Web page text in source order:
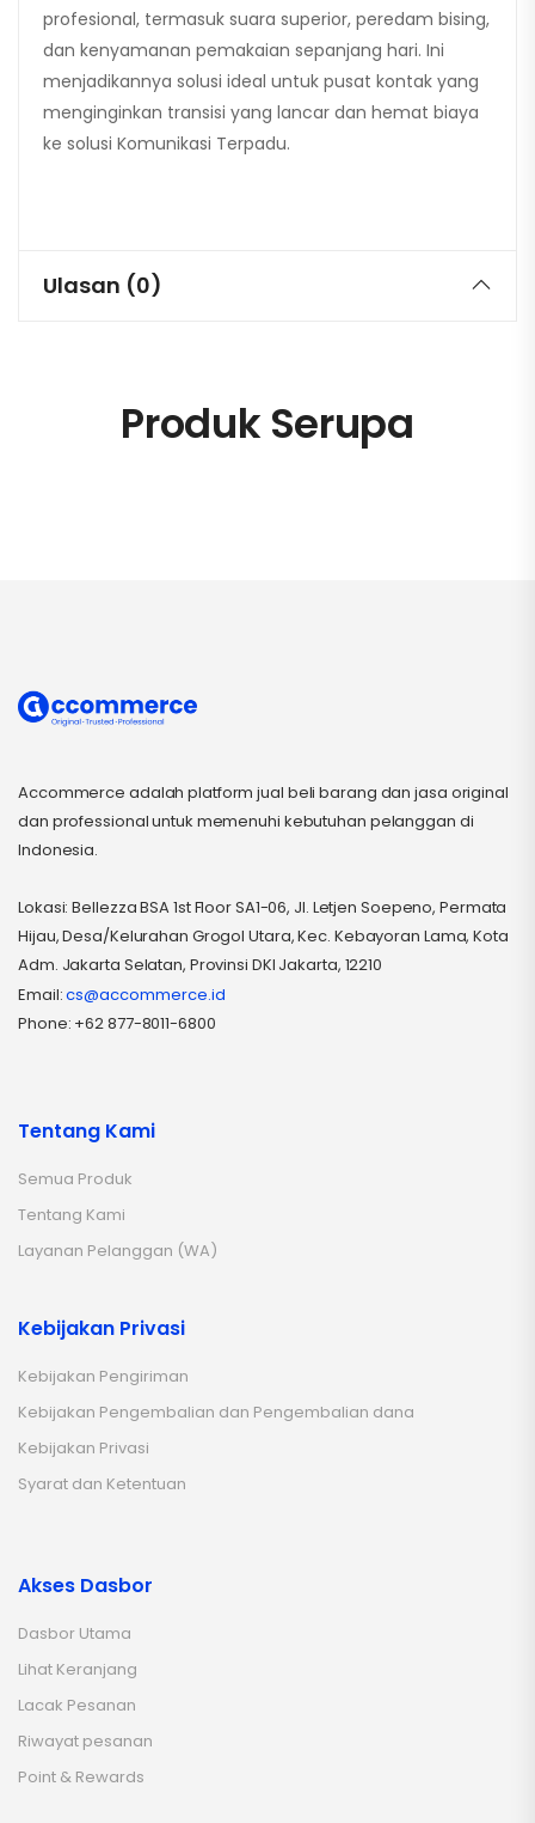
profesional, termasuk suara superior, peredam bising,
dan kenyamanan pemakaian sepanjang hari. Ini
menjadikannya solusi ideal untuk pusat kontak yang
menginginkan transisi yang lancar dan hemat biaya
ke solusi Komunikasi Terpadu.
Ulasan (0)
Produk Serupa
Accommerce adalah platform jual beli barang dan jasa original
dan professional untuk memenuhi kebutuhan pelanggan di
Indonesia.
Lokasi: Bellezza BSA 1st Floor SA1-06, Jl. Letjen Soepeno, Permata
Hijau, Desa/Kelurahan Grogol Utara, Kec. Kebayoran Lama, Kota
Adm. Jakarta Selatan, Provinsi DKI Jakarta, 12210
Email:cs@accommerce.id
Phone: +62 877-8011-6800
Tentang Kami
Semua Produk
Tentang Kami
Layanan Pelanggan (WA)
Kebijakan Privasi
Kebijakan Pengiriman
Kebijakan Pengembalian dan Pengembalian dana
Kebijakan Privasi
Syarat dan Ketentuan
Akses Dasbor
Dasbor Utama
Lihat Keranjang
Lacak Pesanan
Riwayat pesanan
Point & Rewards